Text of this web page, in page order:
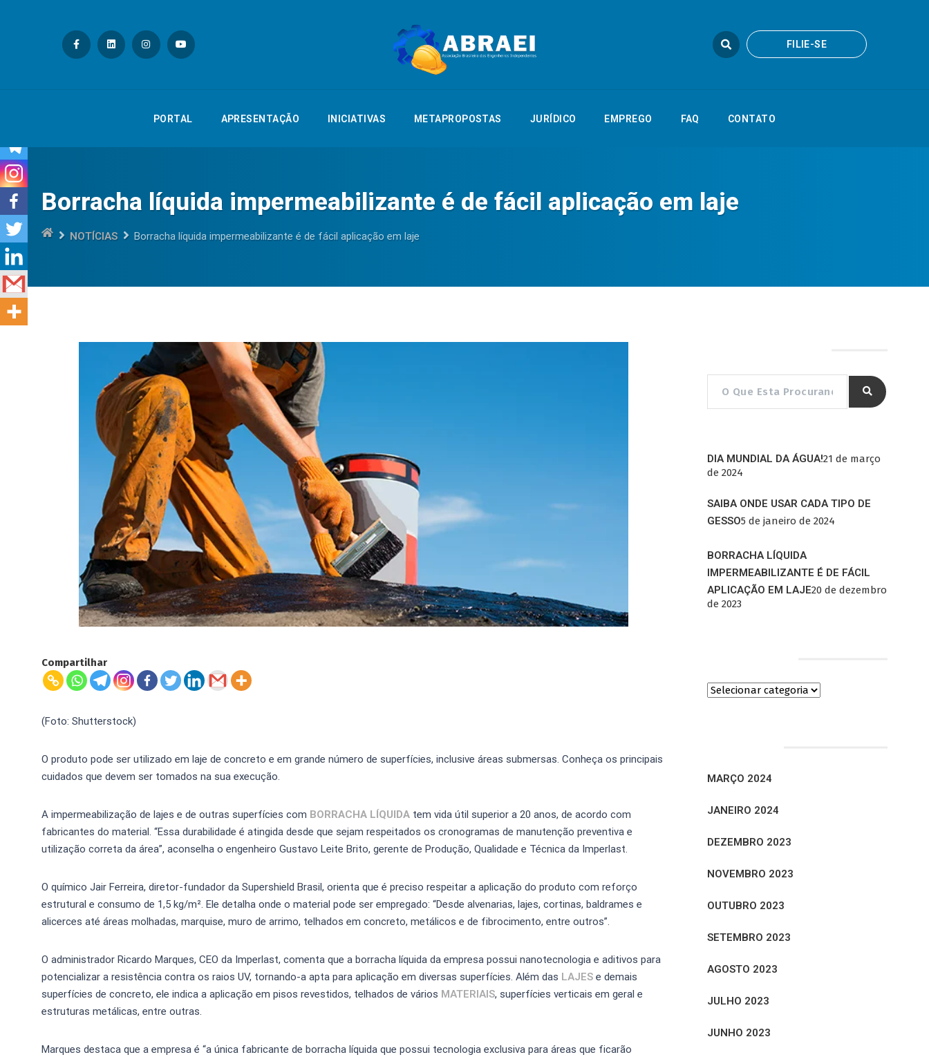
FILIE-SE
PORTAL APRESENTAÇÃO INICIATIVAS METAPROPOSTAS JURÍDICO EMPREGO FAQ CONTATO
APRESENTAÇÃO JURÍDICO
Borracha líquida impermeabilizante é de fácil aplicação em laje
NOTÍCIAS Borracha líquida impermeabilizante é de fácil aplicação em laje
Compartilhar
(Foto: Shutterstock)
O produto pode ser utilizado em laje de concreto e em grande número de superfícies, inclusive áreas submersas. Conheça os principais
cuidados que devem ser tomados na sua execução.
A impermeabilização de lajes e de outras superfícies com BORRACHA LÍQUIDA tem vida útil superior a 20 anos, de acordo com
fabricantes do material. “Essa durabilidade é atingida desde que sejam respeitados os cronogramas de manutenção preventiva e
utilização correta da área”, aconselha o engenheiro Gustavo Leite Brito, gerente de Produção, Qualidade e Técnica da Imperlast.
O químico Jair Ferreira, diretor-fundador da Supershield Brasil, orienta que é preciso respeitar a aplicação do produto com reforço
estrutural e consumo de 1,5 kg/m². Ele detalha onde o material pode ser empregado: “Desde alvenarias, lajes, cortinas, baldrames e
alicerces até áreas molhadas, marquise, muro de arrimo, telhados em concreto, metálicos e de fibrocimento, entre outros”.
O administrador Ricardo Marques, CEO da Imperlast, comenta que a borracha líquida da empresa possui nanotecnologia e aditivos para
potencializar a resistência contra os raios UV, tornando-a apta para aplicação em diversas superfícies. Além das LAJES e demais
superfícies de concreto, ele indica a aplicação em pisos revestidos, telhados de vários MATERIAIS, superfícies verticais em geral e
estruturas metálicas, entre outras.
Marques destaca que a empresa é “a única fabricante de borracha líquida que possui tecnologia exclusiva para áreas que ficarão
DIA MUNDIAL DA ÁGUA!21 de março
de 2024
SAIBA ONDE USAR CADA TIPO DE
GESSO5 de janeiro de 2024
BORRACHA LÍQUIDA
IMPERMEABILIZANTE É DE FÁCIL
APLICAÇÃO EM LAJE20 de dezembro
de 2023
MARÇO 2024
JANEIRO 2024
DEZEMBRO 2023
NOVEMBRO 2023
OUTUBRO 2023
SETEMBRO 2023
AGOSTO 2023
JULHO 2023
JUNHO 2023